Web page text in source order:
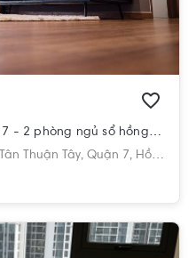
Bán căn hộ Eco Green Quận 7 - 2 phòng ngủ sổ hồng sẵn
Tân Thuận Tây, Quận 7, Hồ Chí Minh